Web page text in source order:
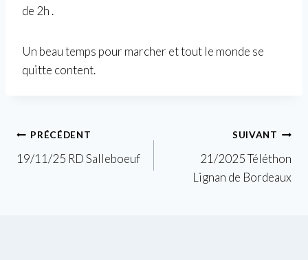
de 2h .
Un beau temps pour marcher et tout le monde se
quitte content.
Navigation
de
PRÉCÉDENT
19/11/25 RD Salleboeuf
SUIVANT
21/2025 Téléthon
Lignan de Bordeaux